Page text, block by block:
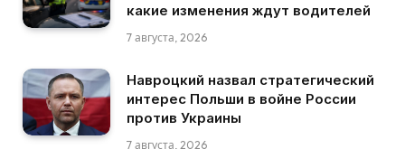
какие изменения ждут водителей
7 августа, 2026
Навроцкий назвал стратегический
интерес Польши в войне России
против Украины
7 августа, 2026